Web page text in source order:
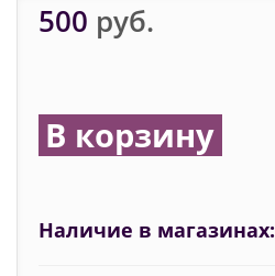
500 руб.
В корзину
Наличие в магазинах: